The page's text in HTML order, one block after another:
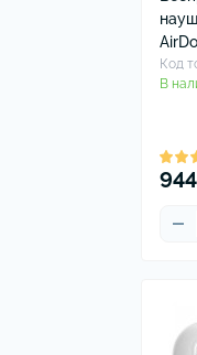
Код
В